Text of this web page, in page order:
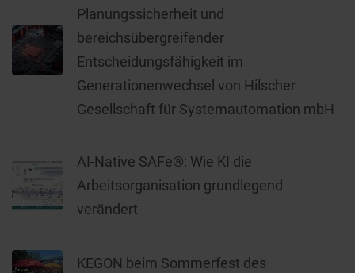
Planungssicherheit und
bereichsübergreifender
Entscheidungsfähigkeit im
Generationenwechsel von Hilscher
Gesellschaft für Systemautomation mbH
AI-Native SAFe®: Wie KI die
Arbeitsorganisation grundlegend
verändert
KEGON beim Sommerfest des